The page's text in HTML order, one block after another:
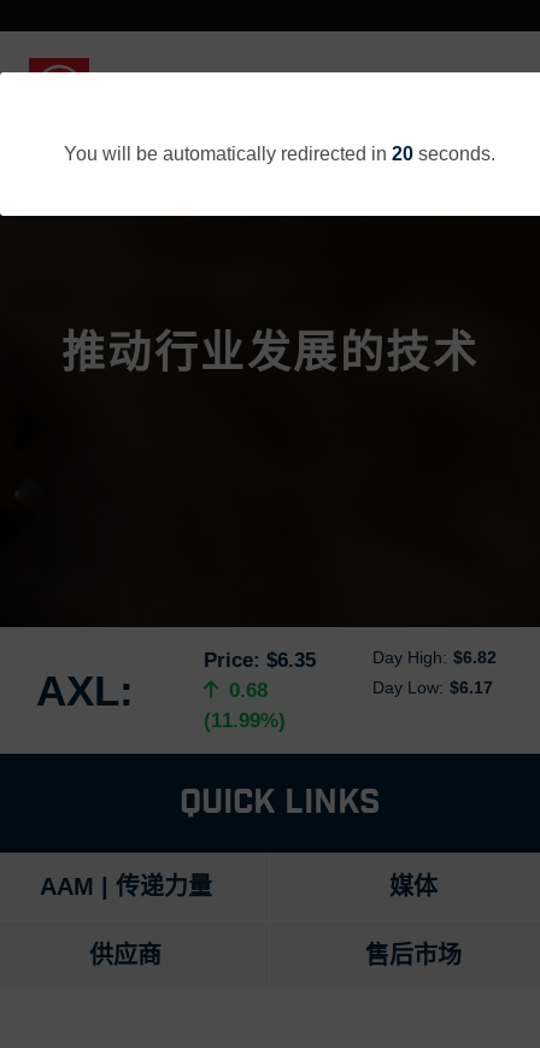
You will be automatically redirected in 20seconds.
推动行业发展的技术
AXL:
Price: $6.35 Day High: $6.82
0.68
(11.99%)
Day Low: $6.17
Quick Links
AAM | 传递力量 媒体
供应商 售后市场